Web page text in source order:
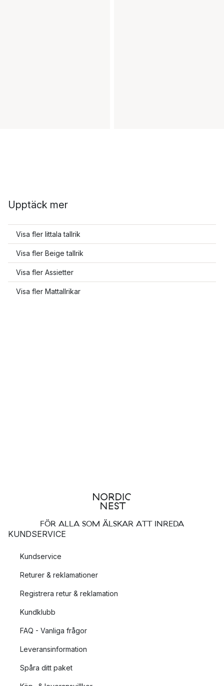
Upptäck mer
Visa fler Iittala tallrik
Visa fler Beige tallrik
Visa fler Assietter
Visa fler Mattallrikar
FÖR ALLA SOM ÄLSKAR ATT INREDA
KUNDSERVICE
Kundservice
Returer & reklamationer
Registrera retur & reklamation
Kundklubb
FAQ - Vanliga frågor
Leveransinformation
Spåra ditt paket